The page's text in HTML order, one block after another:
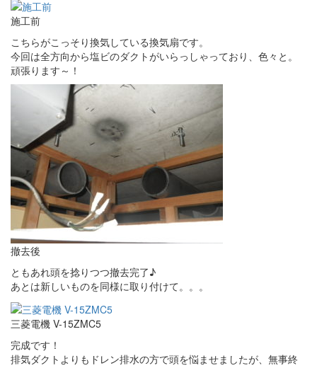
施工前
こちらがこっそり換気している換気扇です。
今回は全方向から塩ビのダクトがいらっしゃっており、色々と。
頑張ります～！
撤去後
ともあれ頭を捻りつつ撤去完了♪
あとは新しいものを同様に取り付けて。。。
三菱電機 V-15ZMC5
完成です！
排気ダクトよりもドレン排水の方で頭を悩ませましたが、無事終